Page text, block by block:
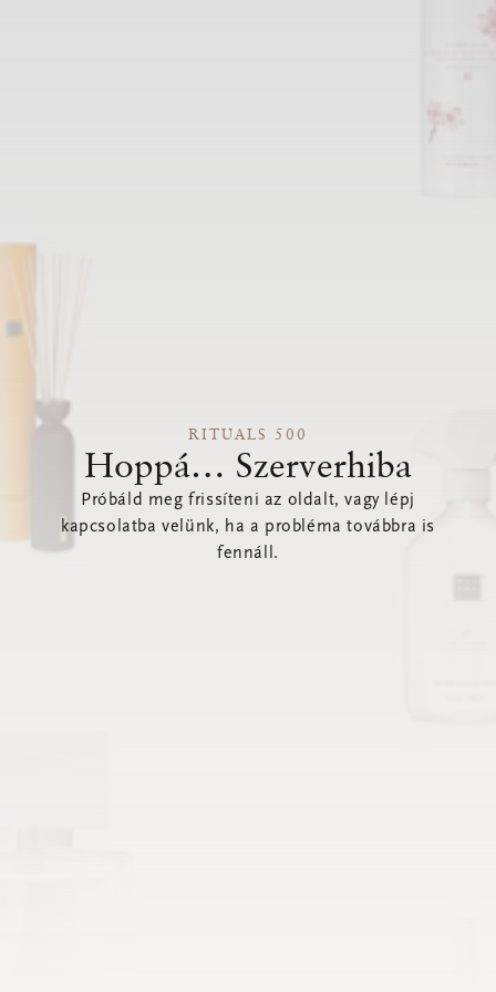
RITUALS 500
Hoppá… Szerverhiba
Próbáld meg frissíteni az oldalt, vagy lépj
kapcsolatba velünk, ha a probléma továbbra is
fennáll.